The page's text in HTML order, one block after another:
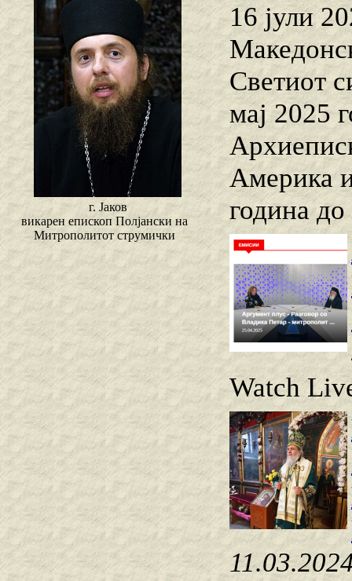
г. Јаков
викарен епископ Полјански на
Митрополитот струмички
16 јули
Светиот
мај 2025
Америка
година
Watch